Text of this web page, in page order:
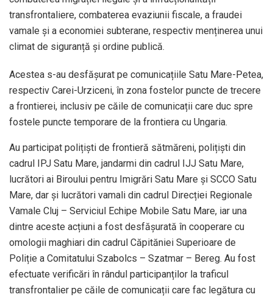
transfrontaliere, combaterea evaziunii fiscale, a fraudei
vamale și a economiei subterane, respectiv menținerea unui
climat de siguranță și ordine publică.
Acestea s-au desfășurat pe comunicațiile Satu Mare-Petea,
respectiv Carei-Urziceni, în zona fostelor puncte de trecere
a frontierei, inclusiv pe căile de comunicații care duc spre
fostele puncte temporare de la frontiera cu Ungaria.
Au participat polițiști de frontieră sătmăreni, polițiști din
cadrul IPJ Satu Mare, jandarmi din cadrul IJJ Satu Mare,
lucrători ai Biroului pentru Imigrări Satu Mare și SCCO Satu
Mare, dar și lucrători vamali din cadrul Direcției Regionale
Vamale Cluj – Serviciul Echipe Mobile Satu Mare, iar una
dintre aceste acțiuni a fost desfășurată în cooperare cu
omologii maghiari din cadrul Căpităniei Superioare de
Poliție a Comitatului Szabolcs – Szatmar – Bereg. Au fost
efectuate verificări în rândul participanților la traficul
transfrontalier pe căile de comunicații care fac legătura cu